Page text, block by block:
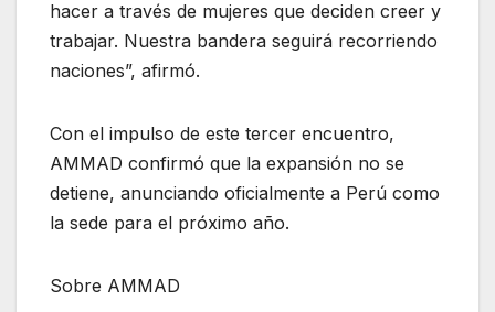
hacer a través de mujeres que deciden creer y
trabajar. Nuestra bandera seguirá recorriendo
naciones”, afirmó.
Con el impulso de este tercer encuentro,
AMMAD confirmó que la expansión no se
detiene, anunciando oficialmente a Perú como
la sede para el próximo año.
Sobre AMMAD